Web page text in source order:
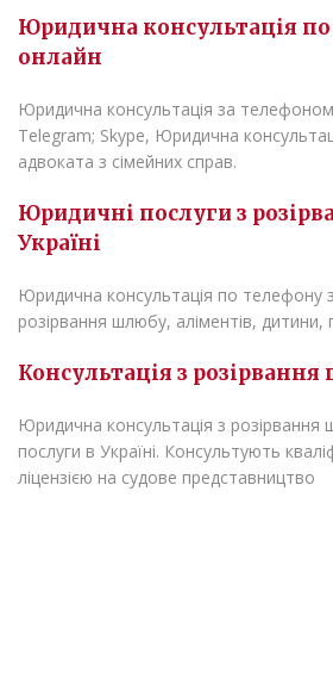
Юридична консультація
онлайн
Юридична консультація за
Telegram; Skype, Юридична
адвоката з сімейних справ.
Юридичні послуги з
Україні
Юридична консультація по телефону
розірвання шлюбу, аліментів, дитини,
Консультація з
Юридична консультація з розірвання
послуги в Україні. Консультують
ліцензією на судове представництво